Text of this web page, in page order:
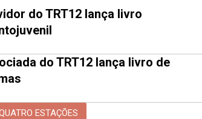
do TRT12 lança livro
do TRT12 lança livro de
ESTAÇÕES